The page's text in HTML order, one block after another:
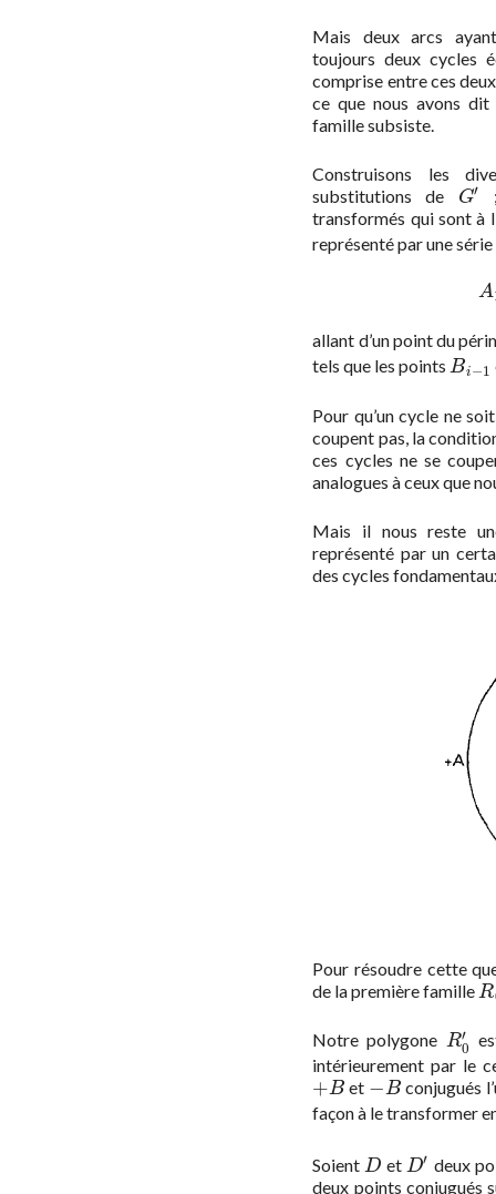
Mais deux arcs
toujours deux cycles
comprise entre ces
ce que nous avons
famille subsiste.
Construisons les
substitutions de
G′
G′
transformés qui sont à
représenté par une série
A
allant d’un point du
tels que les points Bi−1
Bi−1
Pour qu’un cycle ne
coupent pas, la
ces cycles ne se
analogues à ceux que
Mais il nous reste
représenté par un
des cycles
Pour résoudre cette
de la première familleR
R
Notre polygone R′
0
R0′
intérieurement par le
+B
+B et −B
−B
conjugués
façon à le transformer
Soient D
D et D′
D′ deux
deux points conjugués